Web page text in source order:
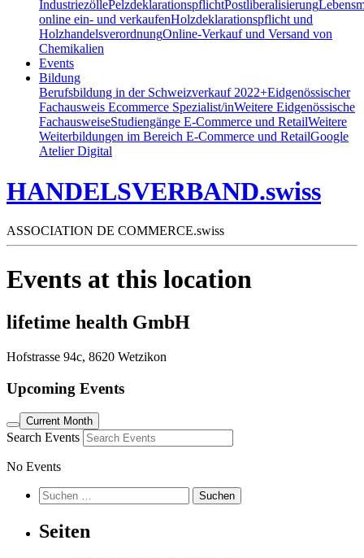
IndustriezöllePelzdeklarationspflichtPostliberalisierung
online ein- und verkaufenHolzdeklarationspflicht und
HolzhandelsverordnungOnline-Verkauf und Versand von
Chemikalien
Events
Bildung
Berufsbildung in der Schweizverkauf 2022+Eidgenössischer
Fachausweis Ecommerce Spezialist/inWeitere Eidgenössische
FachausweiseStudiengänge E-Commerce und RetailWeitere
Weiterbildungen im Bereich E-Commerce und RetailGoogle
Atelier Digital
HANDELSVERBAND.swiss
ASSOCIATION DE COMMERCE.swiss
Events at this location
lifetime health GmbH
Hofstrasse 94c, 8620 Wetzikon
Upcoming Events
Current Month
Search Events
No Events
Suchen
nach:
Seiten